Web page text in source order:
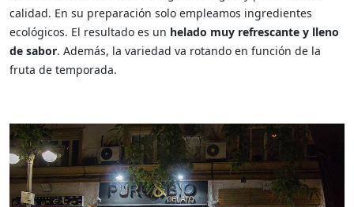
calidad. En su preparación solo empleamos ingredientes
ecológicos. El resultado es un helado muy refrescante y lleno
de sabor. Además, la variedad va rotando en función de la
fruta de temporada.